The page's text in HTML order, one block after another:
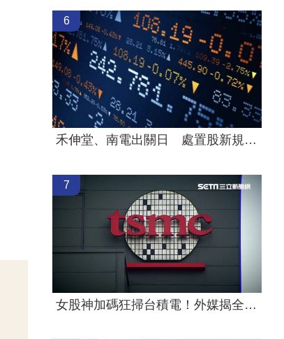
6
禾伸堂、南電出關日 處置股新規風險曝
7
女股神加碼狂掃台積電！外媒揭全因這巨頭